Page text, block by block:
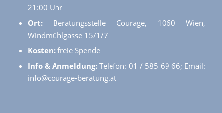
21:00 Uhr
Ort:Beratungsstelle Courage, 1060 Wien,
Windmühlgasse 15/1/7
Kosten:freie Spende
Info & Anmeldung: Telefon: 01 / 585 69 66; Email:
info@courage-beratung.at